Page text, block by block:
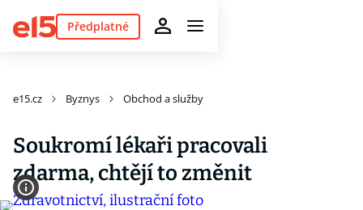
Předplatné
e15.cz Byznys Obchod a služby
Soukromí lékaři pracovali
zdarma, chtějí to změnit